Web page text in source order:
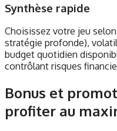
Synthèse rapide
Choisissez votre jeu
stratégie profonde),
budget quotidien
contrôlant risques
Bonus et
profiter au